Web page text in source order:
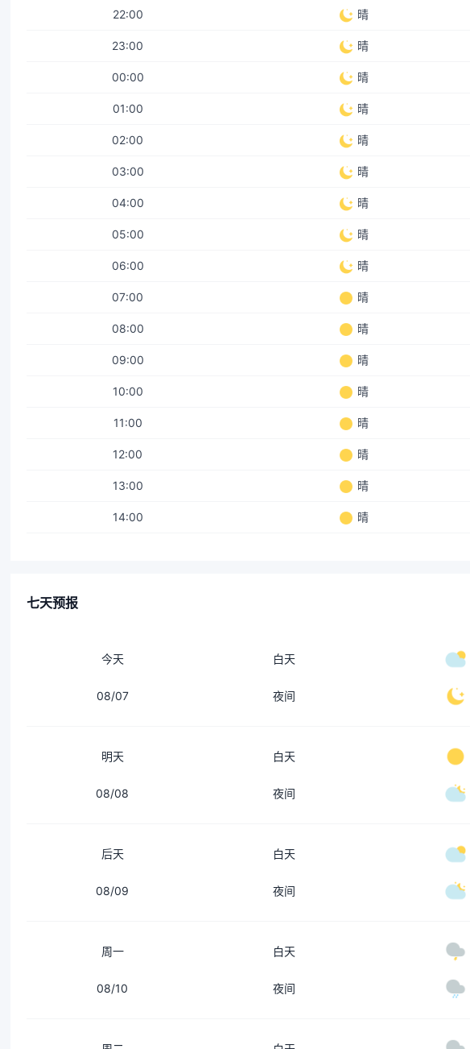
22:00 晴
23:00 晴
00:00 晴
01:00 晴
02:00 晴
03:00 晴
04:00 晴
05:00 晴
06:00 晴
07:00 晴
08:00 晴
09:00 晴
10:00 晴
11:00 晴
12:00 晴
13:00 晴
14:00 晴
七天预报
今天 白天
08/07 夜间
明天 白天
08/08 夜间
后天 白天
08/09 夜间
周一 白天
08/10 夜间